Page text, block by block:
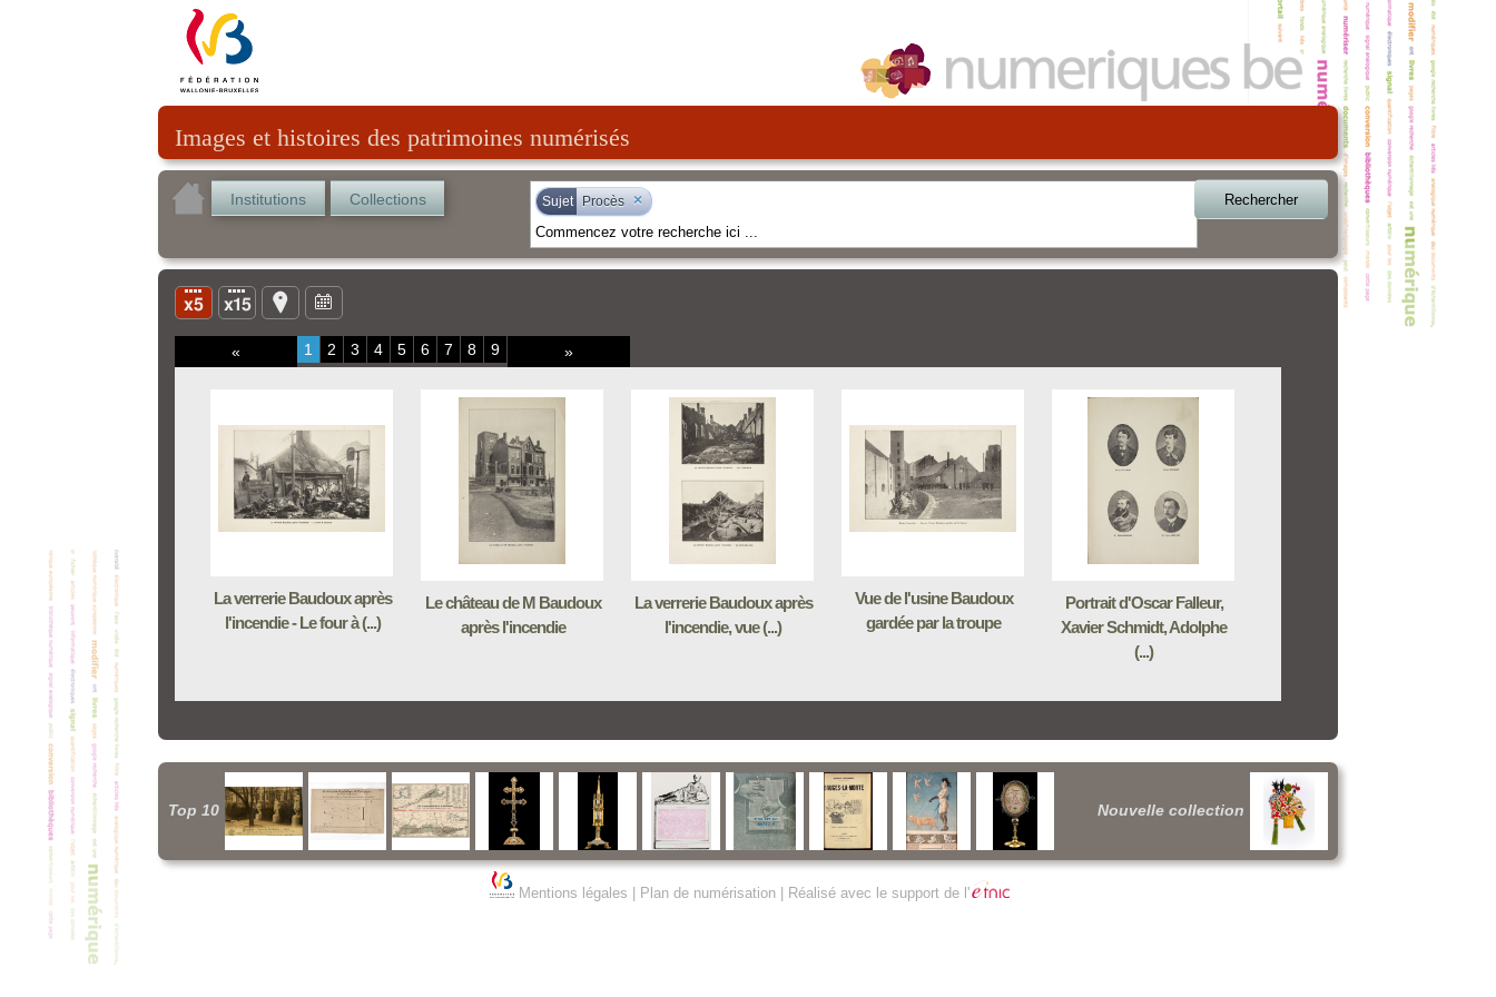
Images et histoires des patrimoines numérisés
Institutions Collections Sujet Procès × Rechercher
« 1 2 3 4 5 6 7 8 9 »
La verrerie Baudoux après
l'incendie - Le four à (...)
Le château de M Baudoux
après l'incendie
La verrerie Baudoux après
l'incendie, vue (...)
Vue de l'usine Baudoux
gardée par la troupe
Portrait d'Oscar Falleur,
Xavier Schmidt, Adolphe
(...)
Top 10 Nouvelle collection
Mentions légales Plan de numérisation| Réalisé avec le support de l'